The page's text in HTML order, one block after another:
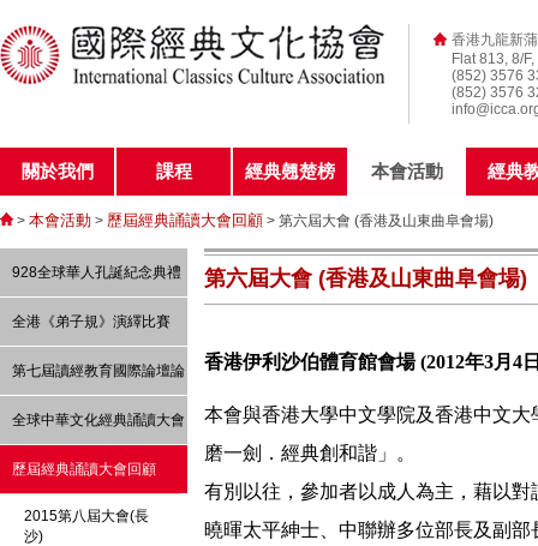
香港九龍新
Flat 813, 8/
(852) 3576
(852) 3576
關於我們 課程 經典翹楚榜 本會活動 經典
> 本會活動 > 歷屆經典誦讀大會回顧 > 第六屆大會 (香港及山東曲阜會場)
928全球華人孔誕紀念典禮
全港《弟子規》演繹比賽
第七屆讀經教育國際論壇論
文 -----「讀經、經典與教
育」
全球中華文化經典誦讀大會
歷屆經典誦讀大會回顧
2015第八屆大會(長
沙)
第六屆大會 (香港及山東曲阜會場)
香港伊利沙伯體育館會場 (2012年3月4
本會與香港大學中文學院及香港中文
磨一劍．經典創和諧」。
有別以往，參加者以成人為主，藉以
曉暉太平紳士、中聯辦多位部長及副